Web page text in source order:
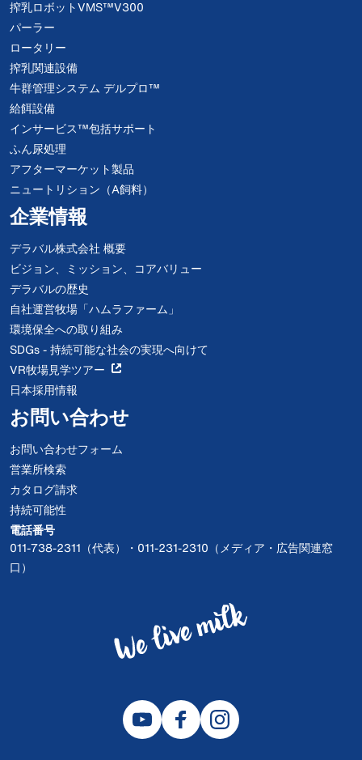
搾乳ロボットVMS™V300
パーラー
ロータリー
搾乳関連設備
牛群管理システム デルプロ™
給餌設備
インサービス™包括サポート
ふん尿処理
アフターマーケット製品
ニュートリション（A飼料）
企業情報
デラバル株式会社 概要
ビジョン、ミッション、コアバリュー
デラバルの歴史
自社運営牧場「ハムラファーム」
環境保全への取り組み
SDGs - 持続可能な社会の実現へ向けて
VR牧場見学ツアー
日本採用情報
お問い合わせ
お問い合わせフォーム
営業所検索
カタログ請求
持続可能性
電話番号
011-738-2311（代表）・011-231-2310（メディア・広告関連窓
口）